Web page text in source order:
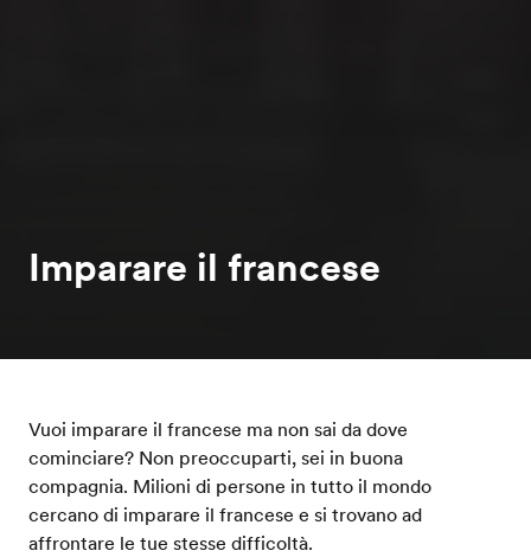
Imparare il francese
Vuoi imparare il francese ma non sai da dove
cominciare? Non preoccuparti, sei in buona
compagnia. Milioni di persone in tutto il mondo
cercano di imparare il francese e si trovano ad
affrontare le tue stesse difficoltà.